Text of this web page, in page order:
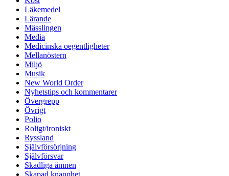
Läkemedel
Lärande
Mässlingen
Media
Medicinska oegentligheter
Mellanöstern
Miljö
Musik
New World Order
Nyhetstips och kommentarer
Övergrepp
Övrigt
Polio
Roligt/ironiskt
Ryssland
Självförsörjning
Självförsvar
Skadliga ämnen
Skapad knapphet